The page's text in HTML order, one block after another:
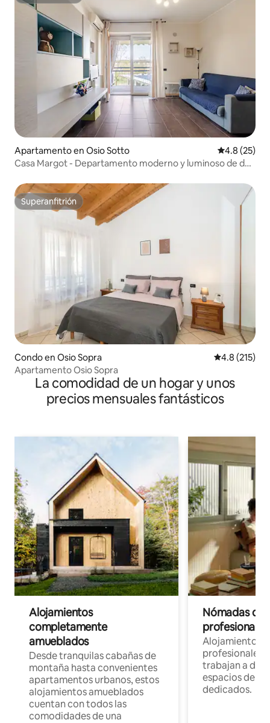
Apartamento en Osio Sotto Calificación
4.8 (25)
Casa Margot - Departamento moderno y luminoso de dos
Superanfitrión
Superanfitrión
Condo en Osio Sopra Calificación
4.8 (215)
Apartamento Osio Sopra
La comodidad de un hogar y unos
precios mensuales fantásticos
Alojamientos
completamente
amueblados
Desde tranquilas cabañas de
montaña hasta convenientes
apartamentos urbanos, estos
alojamientos amueblados
cuentan con todos las
comodidades de una
Nómadas
Alojamientos
profesionales
trabajan a
espacios de
dedicados.